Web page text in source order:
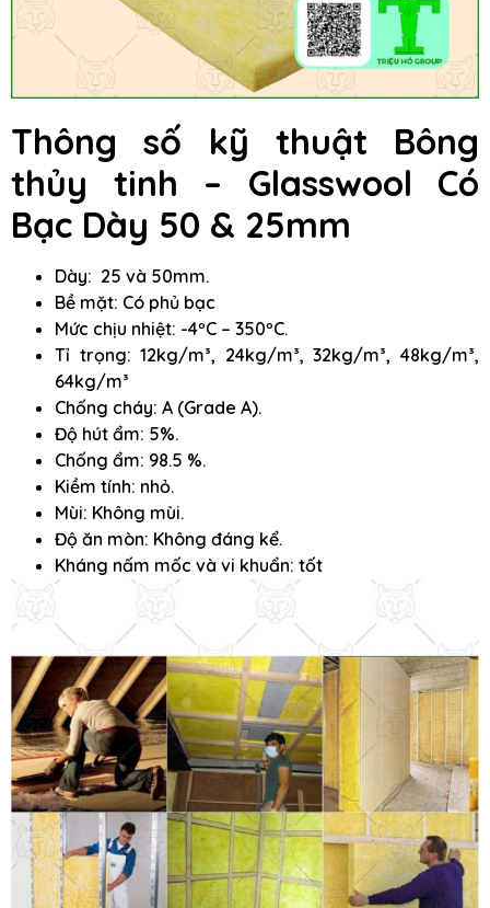
Thông số kỹ thuật Bông
thủy tinh – Glasswool Có
Bạc Dày 50 & 25mm
Dày: 25 và 50mm.
Bề mặt: Có phủ bạc
Mức chịu nhiệt: -4ºC – 350ºC.
Tỉ trọng: 12kg/m³, 24kg/m³, 32kg/m³, 48kg/m³,
64kg/m³
Chống cháy: A (Grade A).
Độ hút ẩm: 5%.
Chống ẩm: 98.5 %.
Kiềm tính: nhỏ.
Mùi: Không mùi.
Độ ăn mòn: Không đáng kể.
Kháng nấm mốc và vi khuẩn: tốt